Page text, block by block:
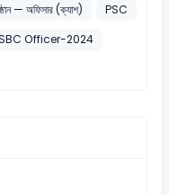
— অফিসার (ক্যাশ)
PSC
Officer-2024